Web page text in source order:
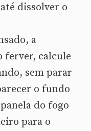
dissolver o
a
ferver, calcule
sem parar
o fundo
do fogo
para o